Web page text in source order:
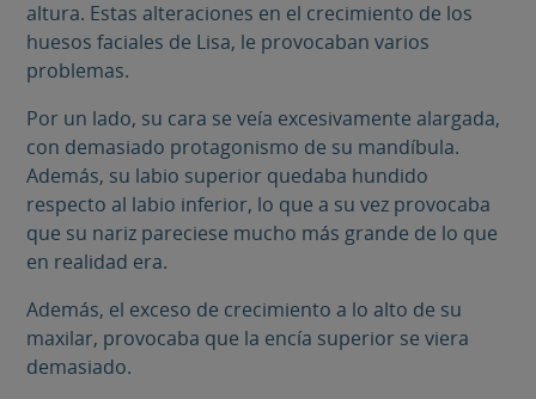
altura. Estas alteraciones en el crecimiento de los
huesos faciales de Lisa, le provocaban varios
problemas.
Por un lado, su cara se veía excesivamente alargada,
con demasiado protagonismo de su mandíbula.
Además, su labio superior quedaba hundido
respecto al labio inferior, lo que a su vez provocaba
que su nariz pareciese mucho más grande de lo que
en realidad era.
Además, el exceso de crecimiento a lo alto de su
maxilar, provocaba que la encía superior se viera
demasiado.